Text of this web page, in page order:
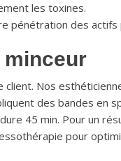
les toxines.
pénétration des actifs
minceur
client. Nos
des bandes en
45 min. Pour un
pour